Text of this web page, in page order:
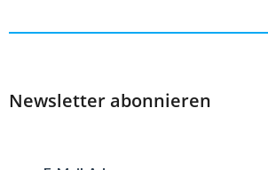
Newsletter abonnieren